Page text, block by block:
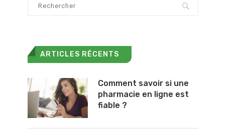
ARTICLES RÉCENTS
Comment savoir si une
pharmacie en ligne est
fiable ?